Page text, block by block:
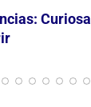
en
Historia de